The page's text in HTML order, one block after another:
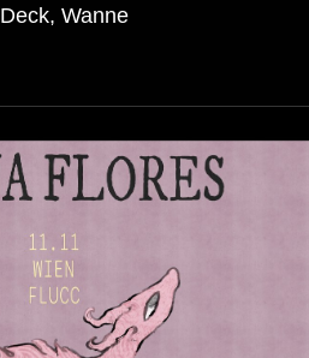
Deck, Wanne